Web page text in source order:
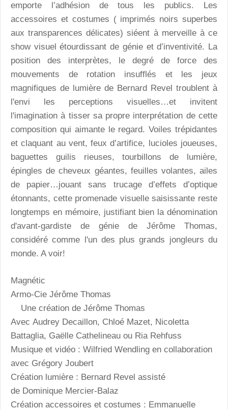
emporte l’adhésion de tous les publics. Les
accessoires et costumes ( imprimés noirs superbes
aux transparences délicates) siéent à merveille à ce
show visuel étourdissant de génie et d’inventivité. La
position des interprètes, le degré de force des
mouvements de rotation insufflés et les jeux
magnifiques de lumière de Bernard Revel troublent à
l'envi les perceptions visuelles…et invitent
l'imagination à tisser sa propre interprétation de cette
composition qui aimante le regard. Voiles trépidantes
et claquant au vent, feux d’artifice, lucioles joueuses,
baguettes guilis rieuses, tourbillons de lumière,
épingles de cheveux géantes, feuilles volantes, ailes
de papier…jouant sans trucage d’effets d’optique
étonnants, cette promenade visuelle saisissante reste
longtemps en mémoire, justifiant bien la dénomination
d'avant-gardiste de génie de Jérôme Thomas,
considéré comme l'un des plus grands jongleurs du
monde. A voir!
Magnétic
Armo-Cie Jérôme Thomas
Une création de Jérôme Thomas
Avec Audrey Decaillon, Chloé Mazet, Nicoletta
Battaglia, Gaëlle Cathelineau ou Ria Rehfuss
Musique et vidéo : Wilfried Wendling en collaboration
avec Grégory Joubert
Création lumière : Bernard Revel assisté
de Dominique Mercier-Balaz
Création accessoires et costumes : Emmanuelle